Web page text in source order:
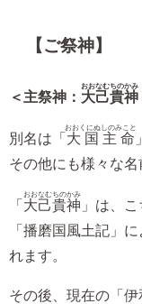
【ご祭神】
＜主祭神： 大己貴神
おおなむちのかみ
別名は「 大国主命
おおくにぬしのみこと
その他にも様々な名
「 大己貴神
おおなむちのかみ
」は、
「播磨国風土記」に
れます。
その後、現在の「